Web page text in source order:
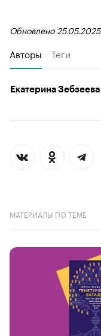
Обновлено 25.05.2025
Авторы Теги
Екатерина Зебзеева
МАТЕРИАЛЫ ПО ТЕМЕ